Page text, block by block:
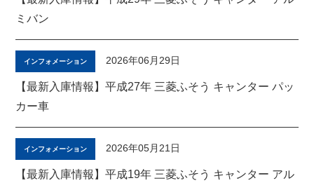
ミバン
インフォメーション 2026年06月29日
【最新入庫情報】平成27年 三菱ふそう キャンター パッ
カー車
インフォメーション 2026年05月21日
【最新入庫情報】平成19年 三菱ふそう キャンター アル